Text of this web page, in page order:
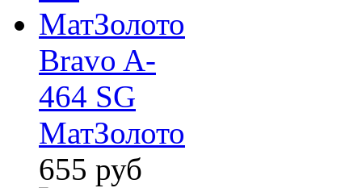
Bravo A-
464 SG
МатЗолото
655 руб